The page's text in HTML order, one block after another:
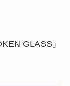
GLASS」